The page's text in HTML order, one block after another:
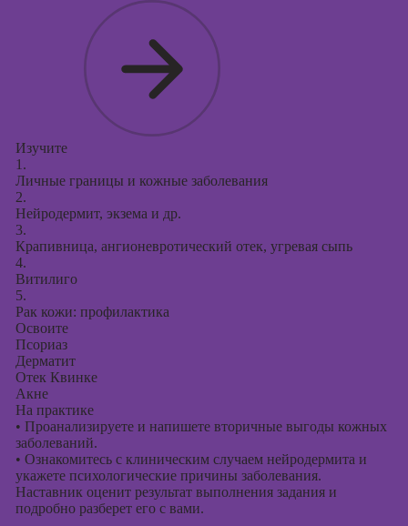
Изучите
1.
Личные границы и кожные заболевания
2.
Нейродермит, экзема и др.
3.
Крапивница, ангионевротический отек, угревая сыпь
4.
Витилиго
5.
Рак кожи: профилактика
Освоите
Псориаз
Дерматит
Отек Квинке
Акне
На практике
• Проанализируете и напишете вторичные выгоды кожных
заболеваний.
• Ознакомитесь с клиническим случаем нейродермита и
укажете психологические причины заболевания.
Наставник оценит результат выполнения задания и
подробно разберет его с вами.